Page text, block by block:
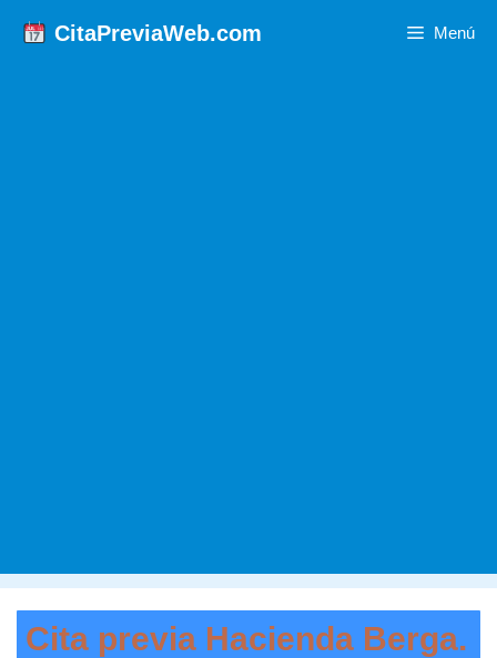
CitaPreviaWeb.com Menú
Cita previa Hacienda Berga.